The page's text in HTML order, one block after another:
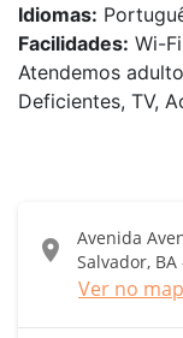
Idiomas:
Facilidades: Wi-
Atendemos
Deficientes, TV,
location_on
Avenida
Salvador, BA
Ver no